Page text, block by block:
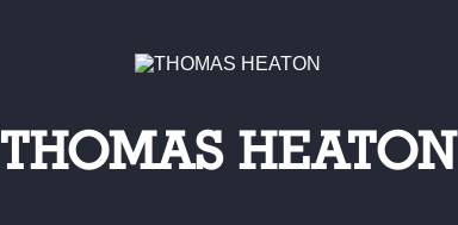
THOMAS HEATON